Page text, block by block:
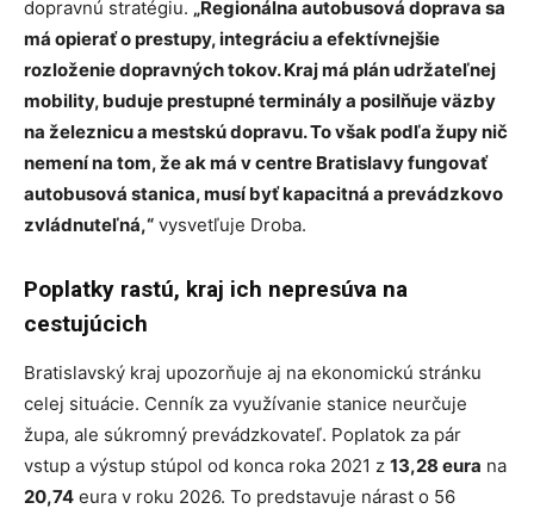
dopravnú stratégiu. „Regionálna autobusová doprava sa
má opierať o prestupy, integráciu a efektívnejšie
rozloženie dopravných tokov. Kraj má plán udržateľnej
mobility, buduje prestupné terminály a posilňuje väzby
na železnicu a mestskú dopravu. To však podľa župy nič
nemení na tom, že ak má v centre Bratislavy fungovať
autobusová stanica, musí byť kapacitná a prevádzkovo
zvládnuteľná,“ vysvetľuje Droba.
Poplatky rastú, kraj ich nepresúva na
cestujúcich
Bratislavský kraj upozorňuje aj na ekonomickú stránku
celej situácie. Cenník za využívanie stanice neurčuje
župa, ale súkromný prevádzkovateľ. Poplatok za pár
vstup a výstup stúpol od konca roka 2021 z 13,28 eura na
20,74 eura v roku 2026. To predstavuje nárast o 56